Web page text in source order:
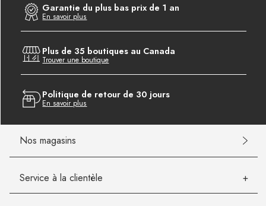
Garantie du plus bas prix de 1 an
En savoir plus
Plus de 35 boutiques au Canada
Trouver une boutique
Politique de retour de 30 jours
En savoir plus
Nos magasins
Service à la clientèle